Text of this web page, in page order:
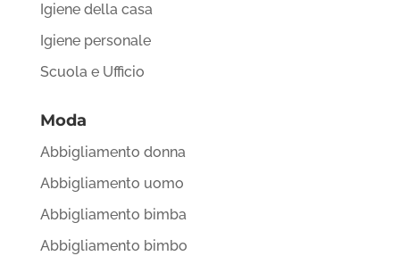
Igiene della casa
Igiene personale
Scuola e Ufficio
Moda
Abbigliamento donna
Abbigliamento uomo
Abbigliamento bimba
Abbigliamento bimbo